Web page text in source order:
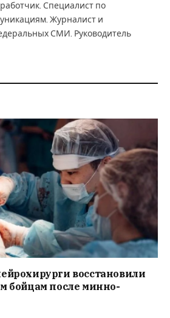
Специалист по
Журналист и
СМИ. Руководитель
восстановили
бойцам после минно-